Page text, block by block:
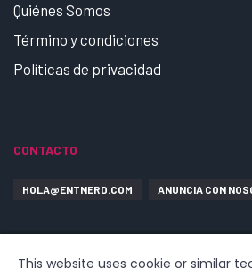
Quiénes Somos
Término y condiciones
Políticas de privacidad
CONTACTO
HOLA@ENTNERD.COM ANUNCIA CON
This website uses cookie or similar